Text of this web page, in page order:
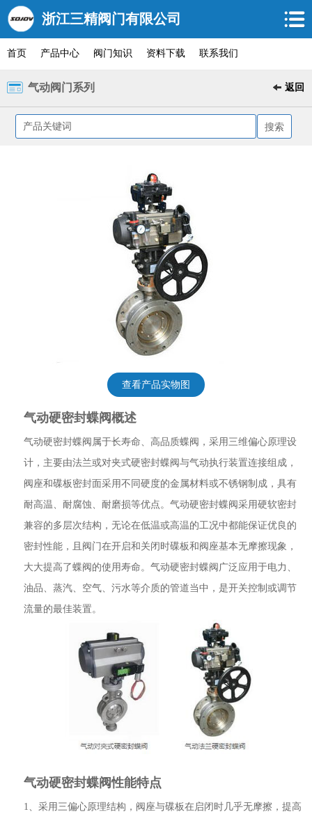
浙江三精阀门有限公司
首页 产品中心 阀门知识 资料下载 联系我们
气动阀门系列 返回
查看产品实物图
气动硬密封蝶阀概述
气动硬密封蝶阀属于长寿命、高品质蝶阀，采用三维偏心原理设
计，主要由法兰或对夹式硬密封蝶阀与气动执行装置连接组成，
阀座和碟板密封面采用不同硬度的金属材料或不锈钢制成，具有
耐高温、耐腐蚀、耐磨损等优点。气动硬密封蝶阀采用硬软密封
兼容的多层次结构，无论在低温或高温的工况中都能保证优良的
密封性能，且阀门在开启和关闭时碟板和阀座基本无摩擦现象，
大大提高了蝶阀的使用寿命。气动硬密封蝶阀广泛应用于电力、
油品、蒸汽、空气、污水等介质的管道当中，是开关控制或调节
流量的最佳装置。
气动硬密封蝶阀性能特点
1、采用三偏心原理结构，阀座与碟板在启闭时几乎无摩擦，提高